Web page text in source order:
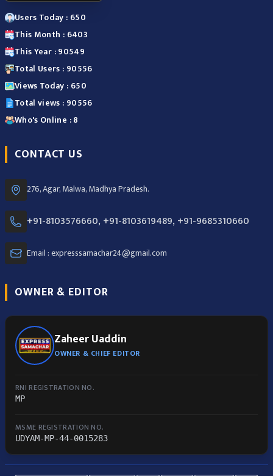
Users Today : 650
This Month : 6403
This Year : 90549
Total Users : 90556
Views Today : 650
Total views : 90556
Who's Online : 8
CONTACT US
276, Agar, Malwa, Madhya Pradesh.
+91-8103576660, +91-8103619489, +91-9685310660
Email : expresssamachar24@gmail.com
OWNER & EDITOR
Zaheer Uaddin
OWNER & CHIEF EDITOR
RNI REGISTRATION NO.
MP
MSME REGISTRATION NO.
UDYAM-MP-44-0015283